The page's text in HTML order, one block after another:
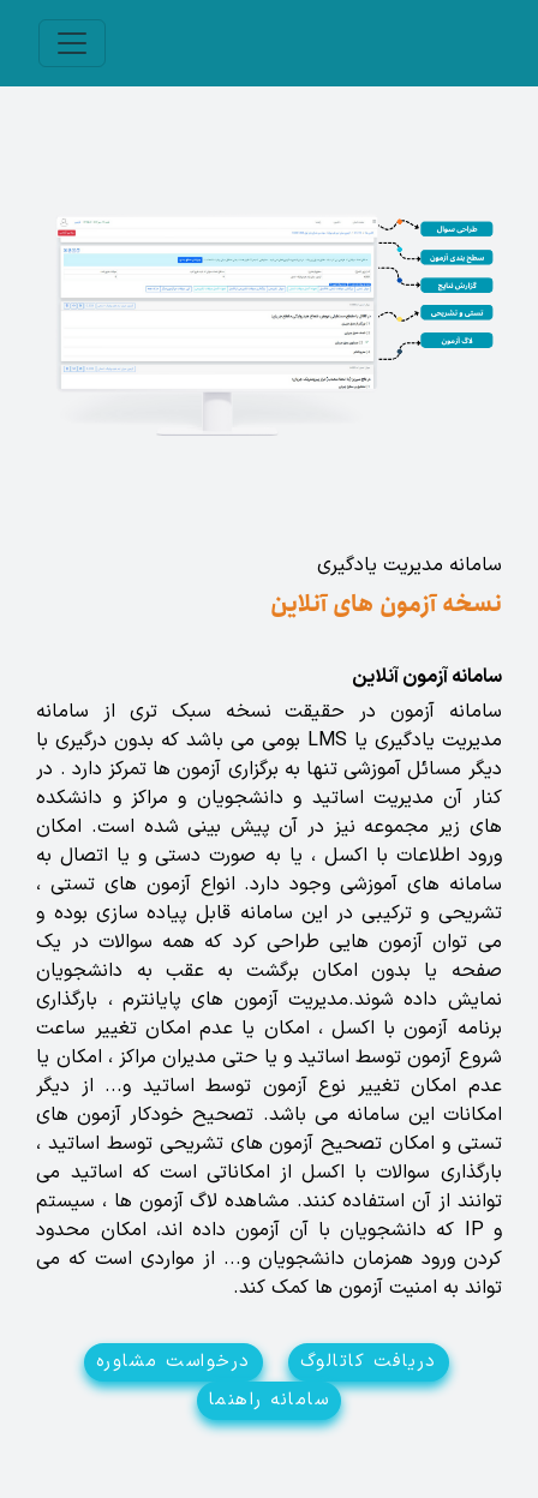
سامانه مدیریت یادگیری
نسخه آزمون های آنلاین
سامانه آزمون آنلاین
سامانه آزمون در حقیقت نسخه سبک تری از سامانه
مدیریت یادگیری یا LMS بومی می باشد که بدون درگیری با
دیگر مسائل آموزشی تنها به برگزاری آزمون ها تمرکز دارد . در
کنار آن مدیریت اساتید و دانشجویان و مراکز و دانشکده
های زیر مجموعه نیز در آن پیش بینی شده است. امکان
ورود اطلاعات با اکسل ، یا به صورت دستی و یا اتصال به
سامانه های آموزشی وجود دارد. انواع آزمون های تستی ،
تشریحی و ترکیبی در این سامانه قابل پیاده سازی بوده و
می توان آزمون هایی طراحی کرد که همه سوالات در یک
صفحه یا بدون امکان برگشت به عقب به دانشجویان
نمایش داده شوند.مدیریت آزمون های پایانترم ، بارگذاری
برنامه آزمون با اکسل ، امکان یا عدم امکان تغییر ساعت
شروع آزمون توسط اساتید و یا حتی مدیران مراکز ، امکان یا
عدم امکان تغییر نوع آزمون توسط اساتید و... از دیگر
امکانات این سامانه می باشد. تصحیح خودکار آزمون های
تستی و امکان تصحیح آزمون های تشریحی توسط اساتید ،
بارگذاری سوالات با اکسل از امکاناتی است که اساتید می
توانند از آن استفاده کنند. مشاهده لاگ آزمون ها ، سیستم
و IP که دانشجویان با آن آزمون داده اند، امکان محدود
کردن ورود همزمان دانشجویان و... از مواردی است که می
تواند به امنیت آزمون ها کمک کند.
دریافت کاتالوگ
درخواست مشاوره
سامانه راهنما